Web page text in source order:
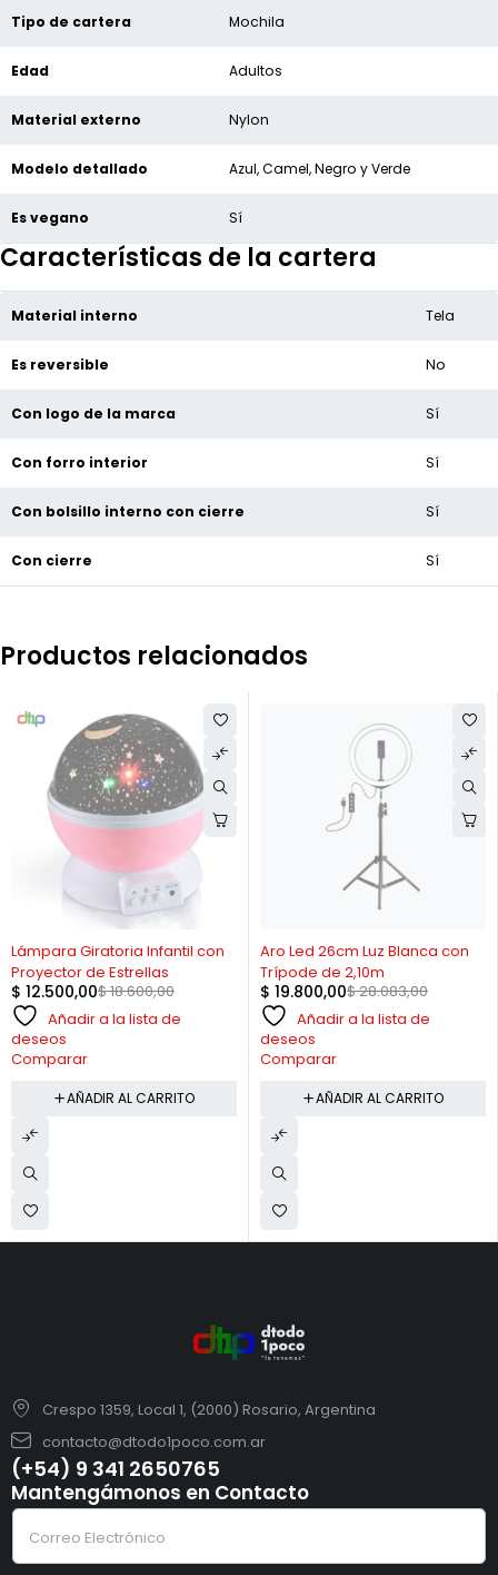
Tipo de cartera Mochila
Edad Adultos
Material externo Nylon
Modelo detallado Azul, Camel, Negro y Verde
Es vegano Sí
Características de la cartera
Material interno Tela
Es reversible No
Con logo de la marca Sí
Con forro interior Sí
Con bolsillo interno con cierre Sí
Con cierre Sí
Productos relacionados
-33%
Lámpara Giratoria Infantil con
Proyector de Estrellas
$18.600,00
$ 12.500,00
Añadir a la lista de
deseos
Comparar
AÑADIR AL CARRITO
Aro Led 26cm Luz Blanca con
Trípode de 2,10m
$28.083,00
$ 19.800,00
Añadir a la lista de
deseos
Comparar
AÑADIR AL CARRITO
Crespo 1359, Local 1, (2000) Rosario, Argentina
contacto@dtodo1poco.com.ar
(+54) 9 341 2650765
Mantengámonos en Contacto
e
l
c
C